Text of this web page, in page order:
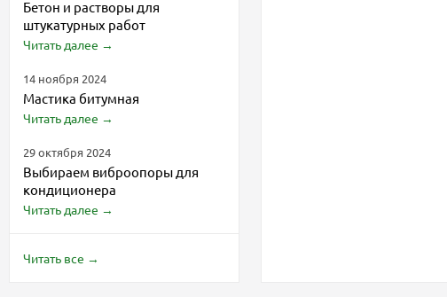
Бетон и растворы для
штукатурных работ
Читать далее →
14 ноября 2024
Мастика битумная
Читать далее →
29 октября 2024
Выбираем виброопоры для
кондиционера
Читать далее →
Читать все →